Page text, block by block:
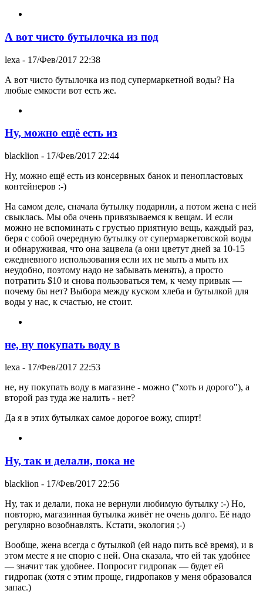
А вот чисто бутылочка из под
lexa - 17/Фев/2017 22:38
А вот чисто бутылочка из под супермаркетной воды? На
любые емкости вот есть же.
Ну, можно ещё есть из
blacklion - 17/Фев/2017 22:44
Ну, можно ещё есть из консервных банок и пенопластовых
контейнеров :-)
На самом деле, сначала бутылку подарили, а потом жена с ней
свыклась. Мы оба очень привязываемся к вещам. И если
можно не вспоминать с грустью приятную вещь, каждый раз,
беря с собой очередную бутылку от супермаркетовской воды
и обнаруживая, что она зацвела (а они цветут дней за 10-15
ежедневного использования если их не мыть а мыть их
неудобно, поэтому надо не забывать менять), а просто
потратить $10 и снова пользоваться тем, к чему привык —
почему бы нет? Выбора между куском хлеба и бутылкой для
воды у нас, к счастью, не стоит.
не, ну покупать воду в
lexa - 17/Фев/2017 22:53
не, ну покупать воду в магазине - можно ("хоть и дорого"), а
второй раз туда же налить - нет?
Да я в этих бутылках самое дорогое вожу, спирт!
Ну, так и делали, пока не
blacklion - 17/Фев/2017 22:56
Ну, так и делали, пока не вернули любимую бутылку :-) Но,
повторю, магазинная бутылка живёт не очень долго. Её надо
регулярно возобнавлять. Кстати, экология ;-)
Вообще, жена всегда с бутылкой (ей надо пить всё время), и в
этом месте я не спорю с ней. Она сказала, что ей так удобнее
— значит так удобнее. Попросит гидропак — будет ей
гидропак (хотя с этим проще, гидропаков у меня образовался
запас.)